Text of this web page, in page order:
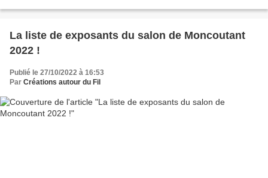
La liste de exposants du salon de Moncoutant
2022 !
Publié le 27/10/2022 à 16:53
Par Créations autour du Fil